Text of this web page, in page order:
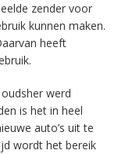
zender voor
kunnen maken.
heeft
werd
is het in heel
auto’s uit te
wordt het bereik